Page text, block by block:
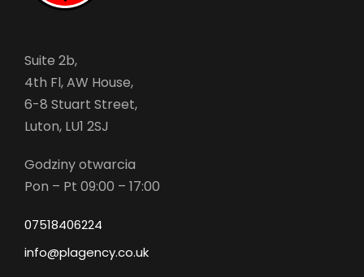
Suite 2b,
4th Fl, AW House,
6-8 Stuart Street,
Luton, LU1 2SJ
Godziny otwarcia
Pon – Pt 09:00 – 17:00
07518406224
info@plagency.co.uk